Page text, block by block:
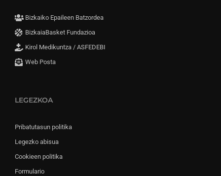
Bizkaiko Epaileen Batzordea
BizkaiaBasket Fundazioa
Kirol Medikuntza / ASFEDEBI
Web Posta
LEGEZKOA
Pribatutasun politika
Legezko abisua
Cookieen politika
Formulario